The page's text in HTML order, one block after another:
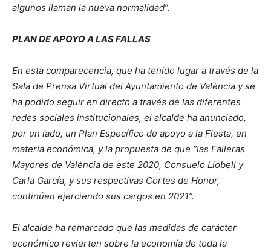
algunos llaman la nueva normalidad”.
PLAN DE APOYO A LAS FALLAS
En esta comparecencia, que ha tenido lugar a través de la
Sala de Prensa Virtual del Ayuntamiento de València y se
ha podido seguir en directo a través de las diferentes
redes sociales institucionales, el alcalde ha anunciado,
por un lado, un Plan Específico de apoyo a la Fiesta, en
materia económica, y la propuesta de que “las Falleras
Mayores de València de este 2020, Consuelo Llobell y
Carla García, y sus respectivas Cortes de Honor,
continúen ejerciendo sus cargos en 2021”.
El alcalde ha remarcado que las medidas de carácter
económico revierten sobre la economía de toda la